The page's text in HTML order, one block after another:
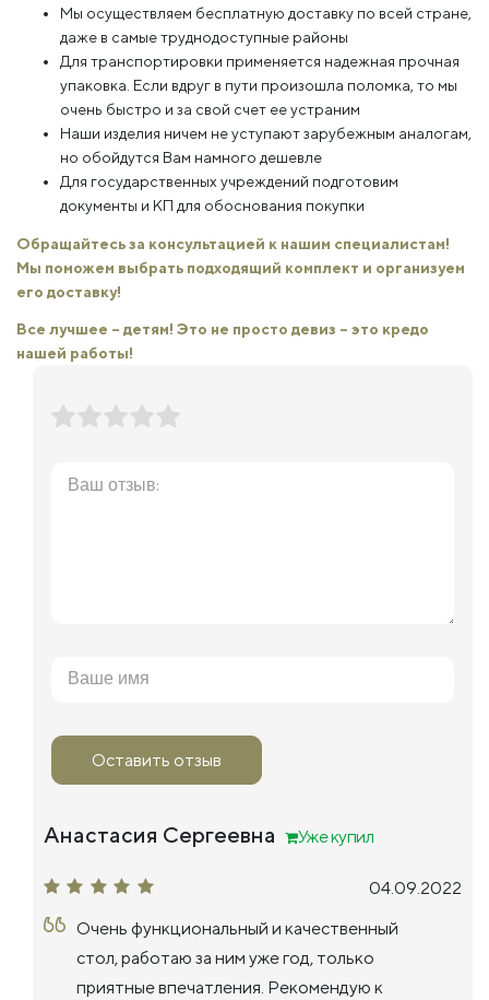
Мы осуществляем бесплатную доставку по всей стране,
даже в самые труднодоступные районы
Для транспортировки применяется надежная прочная
упаковка. Если вдруг в пути произошла поломка, то мы
очень быстро и за свой счет ее устраним
Наши изделия ничем не уступают зарубежным аналогам,
но обойдутся Вам намного дешевле
Для государственных учреждений подготовим
документы и КП для обоснования покупки
Обращайтесь за консультацией к нашим специалистам!
Мы поможем выбрать подходящий комплект и организуем
его доставку!
Все лучшее – детям! Это не просто девиз – это кредо
нашей работы!
Оставить отзыв
Анастасия Сергеевна Уже купил
04.09.2022
Очень функциональный и качественный
стол, работаю за ним уже год, только
приятные впечатления. Рекомендую к